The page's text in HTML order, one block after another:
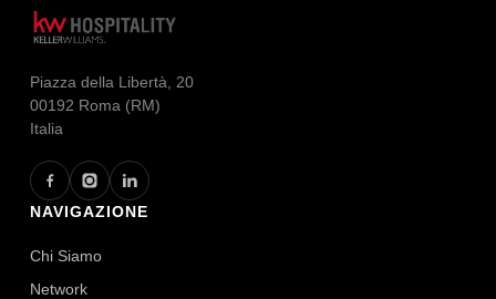
Piazza della Libertà, 20
00192 Roma (RM)
Italia
NAVIGAZIONE
Chi Siamo
Network